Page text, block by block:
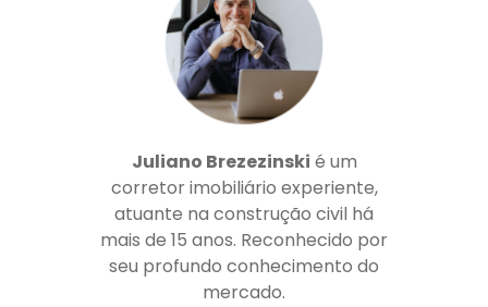
Juliano Brezezinski é um
corretor imobiliário experiente,
atuante na construção civil há
mais de 15 anos. Reconhecido por
seu profundo conhecimento do
mercado.